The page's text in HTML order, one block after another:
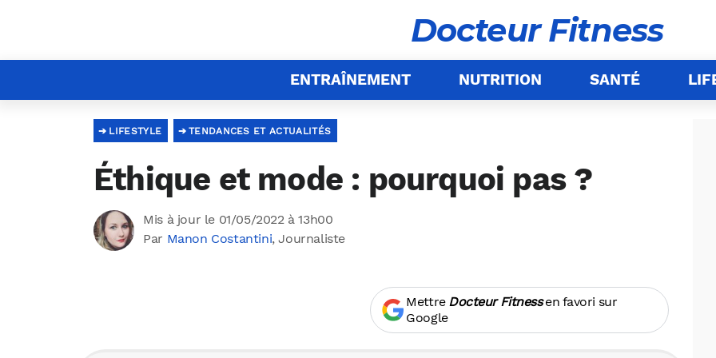
Docteur Fitness
ENTRAÎNEMENT NUTRITION SANTÉ
TENDANCES ET ACTUALITÉS
LIFESTYLE
Éthique et mode : pourquoi pas ?
Mis à jour le 01/05/2022 à 13h00
Par Manon Costantini, Journaliste
Mettre Docteur Fitnessen favori sur
Google